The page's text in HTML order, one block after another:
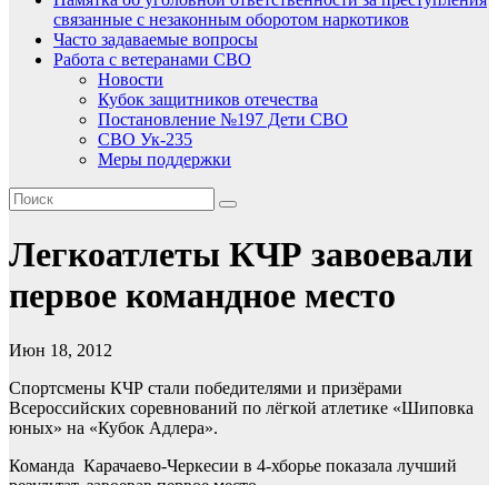
связанные с незаконным оборотом наркотиков
Часто задаваемые вопросы
Работа с ветеранами СВО
Новости
Кубок защитников отечества
Постановление №197 Дети СВО
СВО Ук-235
Меры поддержки
Легкоатлеты КЧР завоевали
первое командное место
Июн 18, 2012
Спортсмены КЧР стали победителями и призёрами
Всероссийских соревнований по лёгкой атлетике «Шиповка
юных» на «Кубок Адлера».
Команда Карачаево-Черкесии в 4-хборье показала лучший